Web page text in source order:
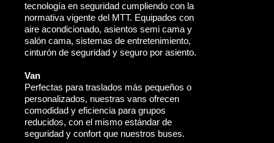
tecnología en seguridad cumpliendo con la
normativa vigente del MTT. Equipados con
aire acondicionado, asientos semi cama y
salón cama, sistemas de entretenimiento,
cinturón de seguridad y seguro por asiento.
Van
Perfectas para traslados más pequeños o
personalizados, nuestras vans ofrecen
comodidad y eficiencia para grupos
reducidos, con el mismo estándar de
seguridad y confort que nuestros buses.